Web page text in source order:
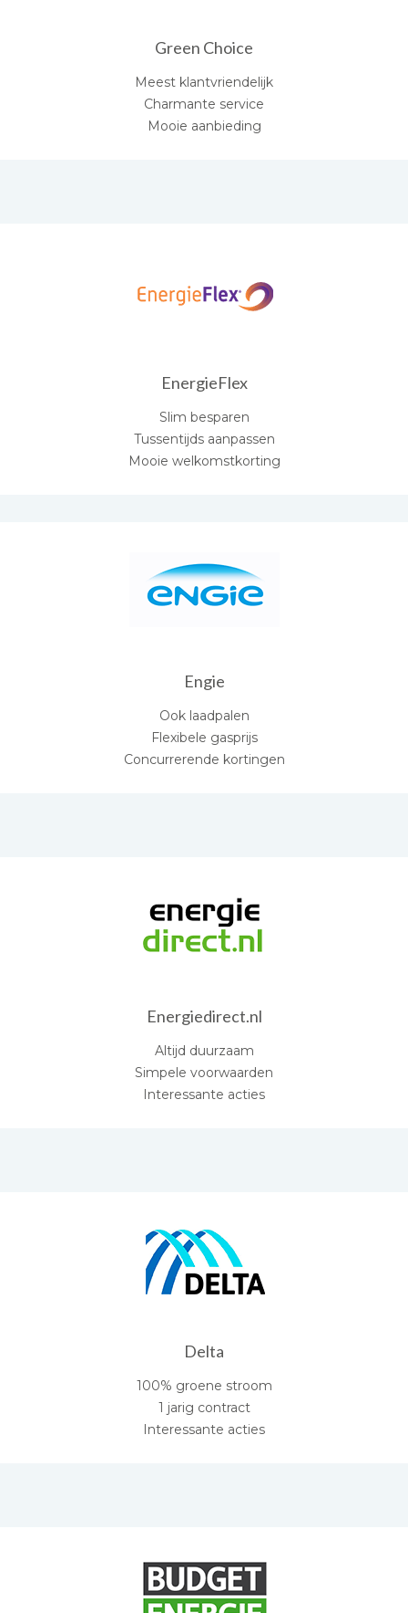
Green Choice
Meest klantvriendelijk
Charmante service
Mooie aanbieding
EnergieFlex
Slim besparen
Tussentijds aanpassen
Mooie welkomstkorting
Engie
Ook laadpalen
Flexibele gasprijs
Concurrerende kortingen
Energiedirect.nl
Altijd duurzaam
Simpele voorwaarden
Interessante acties
Delta
100% groene stroom
1 jarig contract
Interessante acties